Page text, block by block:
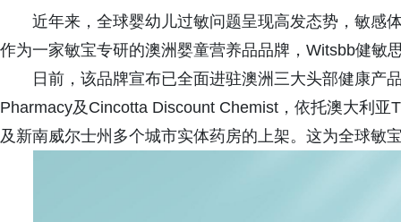
近年来，全球婴幼儿过敏问题呈现高发态势，敏感
作为一家敏宝专研的澳洲婴童营养品品牌，Witsbb健敏
日前，该品牌宣布已全面进驻澳洲三大头部健康
Pharmacy及Cincotta Discount Chemist，依托澳大利
及新南威尔士州多个城市实体药房的上架。这为全球敏